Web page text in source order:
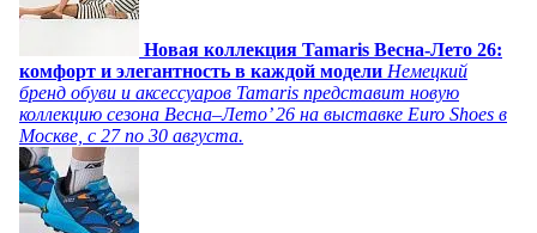
Новая коллекция Tamaris Весна-Лето 26:
комфорт и элегантность в каждой модели Немецкий
бренд обуви и аксессуаров Tamaris представит новую
коллекцию сезона Весна–Лето’ 26 на выставке Euro Shoes в
Москве, с 27 по 30 августа.